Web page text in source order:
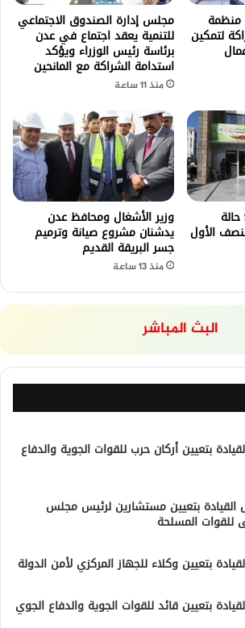
منظمة
لتمكين
مجلس إدارة الصندوق الاجتماعي
للتنمية يعقد اجتماع في عدن
برئاسة رئيس الوزراء ويؤكد
استدامة الشراكة مع المانحين
منذ 11 ساعة
مركز الأمل يسجل 951 حالة
الأول
وزير الأشغال ومحافظ عدن
يدشنان مشروع صيانة وترميم
جسر البريقة القديم
منذ 13 ساعة
البث المباشر
بتعيين أركان حرب للقوات الجوية والدفاع
بتعيين مستشارين لرئيس مجلس
للقوات المسلحة
بتعيين وكلاء للجهاز المركزي لأمن الدولة
بتعيين قائد للقوات الجوية والدفاع الجوي